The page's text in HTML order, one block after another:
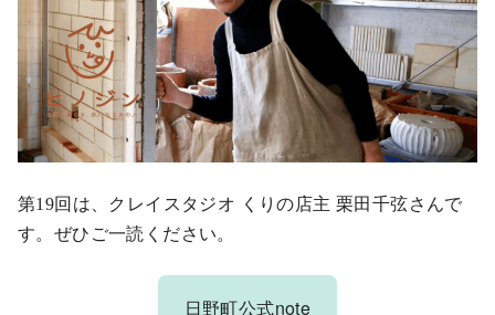
第19回は、クレイスタジオ くりの店主 栗田千弦さんで
す。ぜひご一読ください。
日野町公式note